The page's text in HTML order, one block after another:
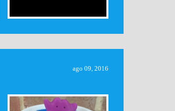
ago 09, 2016